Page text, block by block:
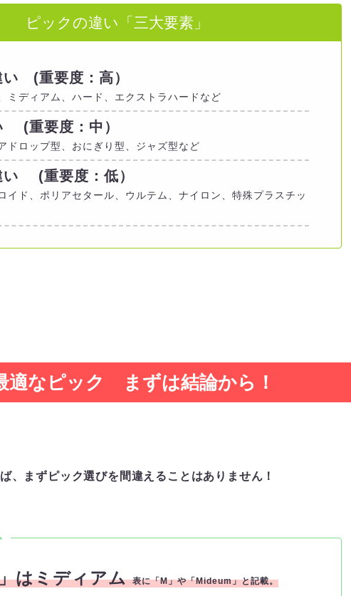
ピックの違い「三大要素」
い (重要度：高）
ミディアム、ハード、エクストラハードなど
(重要度：中）
ドロップ型、おにぎり型、ジャズ型など
い (重要度：低）
イド、ポリアセタール、ウルテム、ナイロン、特殊プラスチッ
適なピック まずは結論から！
、まずピック選びを間違えることはありません！
はミディアム表に「M」や「Mideum」と記載。